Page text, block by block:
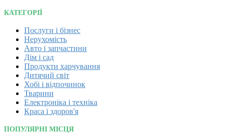
КАТЕГОРІЇ
Послуги і бізнес
Нерухомість
Авто і запчастини
Дім і сад
Продукти харчування
Дитячий світ
Хобі і відпочинок
Тварини
Електроніка і техніка
Краса і здоров'я
ПОПУЛЯРНІ МІСЦЯ